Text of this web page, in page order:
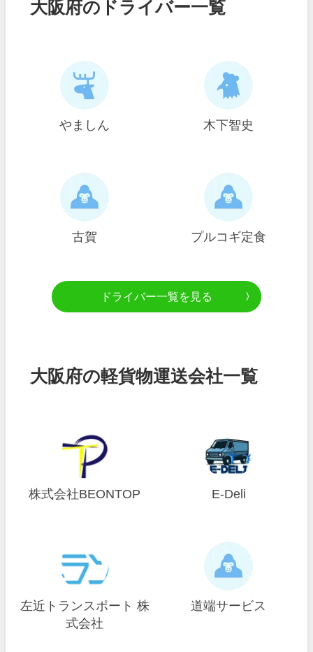
大阪府のドライバー一覧
やましん 木下智史
古賀 プルコギ定食
ドライバー一覧を見る
大阪府の軽貨物運送会社一覧
株式会社BEONTOP E-Deli
左近トランスポート 株
式会社
道端サービス